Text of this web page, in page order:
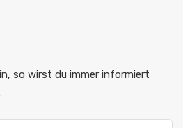
so wirst du immer informiert